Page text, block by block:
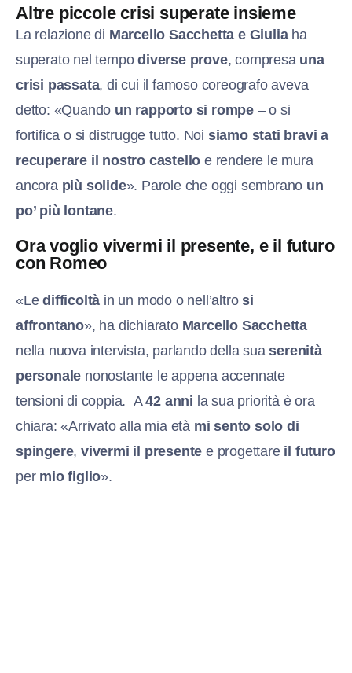
Altre piccole crisi superate insieme
La relazione di Marcello Sacchetta e Giuliaha
superato nel tempodiverse prove, compresa una
crisi passata, di cui il famoso coreografo aveva
detto: «Quando un rapporto si rompe – o si
fortifica o si distrugge tutto. Noi siamo stati bravi a
recuperare il nostro castello e rendere le mura
ancora più solide». Parole che oggi sembrano un
po’ più lontane.
Ora voglio vivermi il presente, e il futuro
con Romeo
«Ledifficoltà in un modo o nell’altrosi
affrontano», ha dichiarato Marcello Sacchetta
nella nuova intervista, parlando della suaserenità
personale nonostante le appena accennate
tensioni di coppia. A42 anni la sua priorità è ora
chiara: «Arrivato alla mia età mi sento solo di
spingere,vivermi il presente e progettare il futuro
per mio figlio».